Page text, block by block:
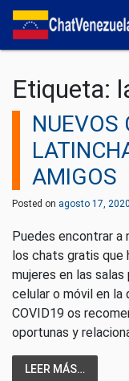
Salir del contenido
Etiqueta:
NUEVOS
AMIGOS
Posted on agosto 17, 2020
Puedes encontrar a
los chats gratis que
mujeres en las
celular o móvil en la
COVID19 os
oportunas y
LEER MÁS…